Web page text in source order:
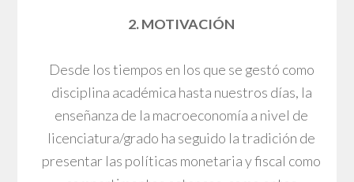
2. MOTIVACIÓN
Desde los tiempos en los que se gestó como
disciplina académica hasta nuestros días, la
enseñanza de la macroeconomía a nivel de
licenciatura/grado ha seguido la tradición de
presentar las políticas monetaria y fiscal como